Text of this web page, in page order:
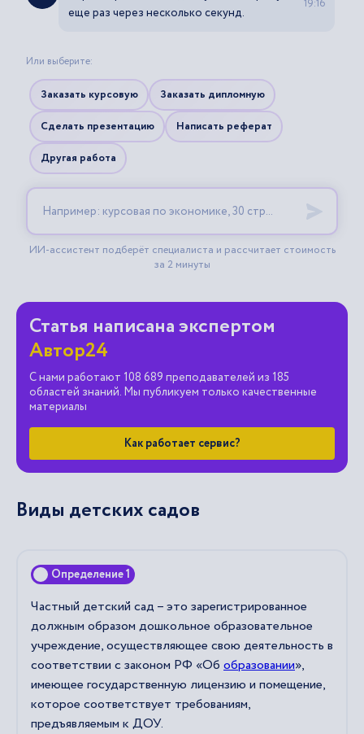
Статья написана экспертом
Автор24
С нами работают 108 689 преподавателей из 185
областей знаний. Мы публикуем только качественные
материалы
Как работает сервис?
Виды детских садов
Определение 1
Частный детский сад – это зарегистрированное
должным образом дошкольное образовательное
учреждение, осуществляющее свою деятельность в
соответствии с законом РФ «Об образовании»,
имеющее государственную лицензию и помещение,
которое соответствует требованиям,
предъявляемым к ДОУ.